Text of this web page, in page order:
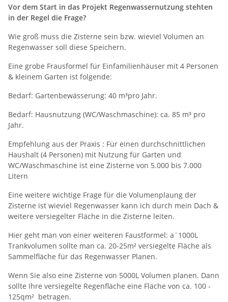
Vor dem Start in das Projekt Regenwassernutzung stehten
in der Regel die Frage?
Wie groß muss die Zisterne sein bzw. wieviel Volumen an
Regenwasser soll diese Speichern.
Eine grobe Frausformel für Einfamilienhäuser mit 4 Personen
& kleinem Garten ist folgende:
Bedarf: Gartenbewässerung: 40 m³pro Jahr.
Bedarf: Hausnutzung (WC/Waschmaschine): ca. 85 m³ pro
Jahr.
Empfehlung aus der Praxis : Für einen durchschnittlichen
Haushalt (4 Personen) mit Nutzung für Garten und
WC/Waschmaschine ist eine Zisterne von 5.000 bis 7.000
Litern
Eine weitere wichtige Frage für die Volumenplaung der
Zisterne ist wieviel Regenwasser kann ich durch mein Dach &
weitere versiegelter Fläche in die Zisterne leiten.
Hier geht man von einer weiteren Faustformel: a´1000L
Trankvolumen sollte man ca. 20-25m² versiegelte Fläche als
Sammelfläche für das Regenwasser Planen.
Wenn Sie also eine Zisterne von 5000L Volumen planen. Dann
sollte Ihre versiegelte Regenfläche eine Fläche von ca. 100 -
125qm² betragen.